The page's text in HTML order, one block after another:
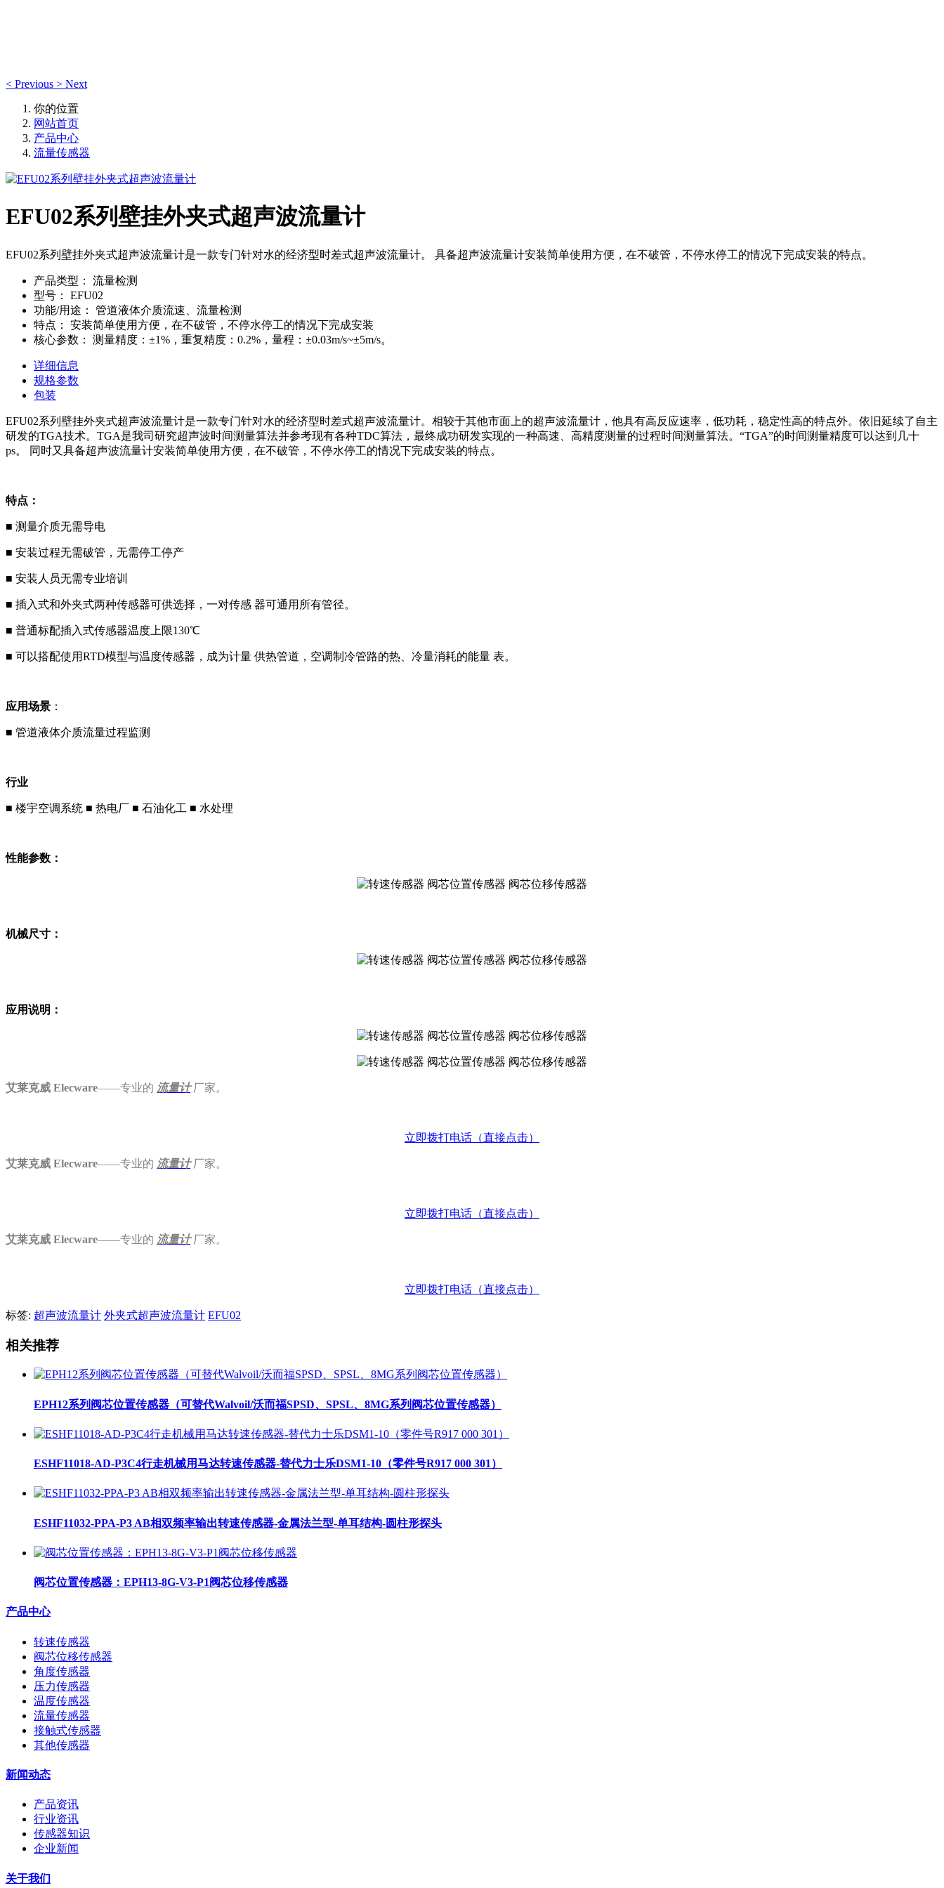
< Previous > Next
你的位置
网站首页
产品中心
流量传感器
EFU02系列壁挂外夹式超声波流量计
EFU02系列壁挂外夹式超声波流量计是一款专门针对水的经济型时差式超声波流量计。 具备超声波流量计安装简单使用方便，在不破管，不停水停工的情况下完成安装的特点。
产品类型：
流量检测
型号：
EFU02
功能/用途：
管道液体介质流速、流量检测
特点：
安装简单使用方便，在不破管，不停水停工的情况下完成安装
核心参数：
测量精度：±1%，重复精度：0.2%，量程：±0.03m/s~±5m/s。
详细信息
规格参数
包装
EFU02系列壁挂外夹式超声波流量计是一款专门针对水的经济型时差式超声波流量计。相较于其他市面上的超声波流量计，他具有高反应速率，低功耗，稳定性高的特点外。依旧延续了自主
研发的TGA技术。TGA是我司研究超声波时间测量算法并参考现有各种TDC算法，最终成功研发实现的一种高速、高精度测量的过程时间测量算法。“TGA”的时间测量精度可以达到几十
ps。 同时又具备超声波流量计安装简单使用方便，在不破管，不停水停工的情况下完成安装的特点。
特点：
■ 测量介质无需导电
■ 安装过程无需破管，无需停工停产
■ 安装人员无需专业培训
■ 插入式和外夹式两种传感器可供选择，一对传感 器可通用所有管径。
■ 普通标配插入式传感器温度上限130℃
■ 可以搭配使用RTD模型与温度传感器，成为计量 供热管道，空调制冷管路的热、冷量消耗的能量 表。
应用场景 ：
■ 管道液体介质流量过程监测
行业
■ 楼宇空调系统 ■ 热电厂 ■ 石油化工 ■ 水处理
性能参数：
机械尺寸：
应用说明：
艾莱克威 Elecware——专业的 流量计 厂家。
立即拨打电话 （直接点击）
艾莱克威 Elecware——专业的 流量计 厂家。
立即拨打电话 （直接点击）
艾莱克威 Elecware——专业的 流量计 厂家。
立即拨打电话 （直接点击）
标签: 超声波流量计 外夹式超声波流量计 EFU02
相关推荐
EPH12系列阀芯位置传感器（可替代Walvoil/沃而福SPSD、SPSL、8MG系列阀芯位置传感器）
ESHF11018-AD-P3C4行走机械用马达转速传感器-替代力士乐DSM1-10（零件号R917 000 301）
ESHF11032-PPA-P3 AB相双频率输出转速传感器-金属法兰型-单耳结构-圆柱形探头
阀芯位置传感器：EPH13-8G-V3-P1阀芯位移传感器
产品中心
转速传感器
阀芯位移传感器
角度传感器
压力传感器
温度传感器
流量传感器
接触式传感器
其他传感器
新闻动态
产品资讯
行业资讯
传感器知识
企业新闻
关于我们